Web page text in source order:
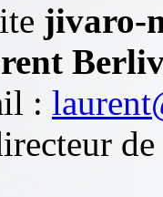
jivaro-
: